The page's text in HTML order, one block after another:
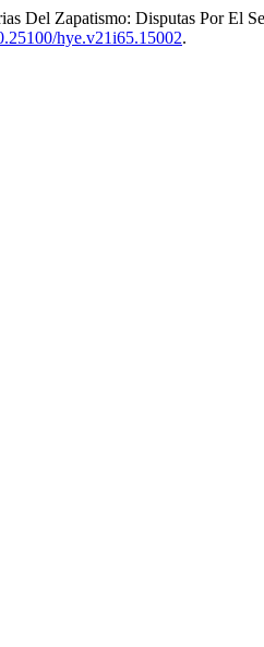
Del Zapatismo: Disputas Por El
hye.v21i65.15002.